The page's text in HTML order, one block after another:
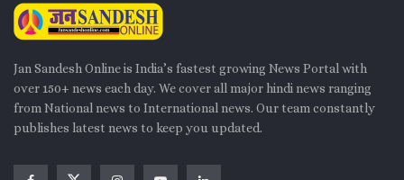
Jan Sandesh Online is India’s fastest growing News Portal with
over 150+ news each day. We cover all major hindi news ranging
from National news to International news. Our team constantly
publishes latest news to keep you updated.